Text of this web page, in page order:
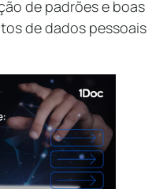
de padrões e boas
de dados pessoais